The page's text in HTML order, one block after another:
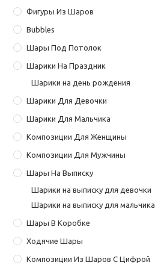
Фигуры Из Шаров
Bubbles
Шары Под Потолок
Шарики На Праздник
Шарики на день рождения
Шарики Для Девочки
Шарики Для Мальчика
Композиции Для Женщины
Композиции Для Мужчины
Шары На Выписку
Шарики на выписку для девочки
Шарики на выписку для мальчика
Шары В Коробке
Ходячие Шары
Композиции Из Шаров С Цифрой